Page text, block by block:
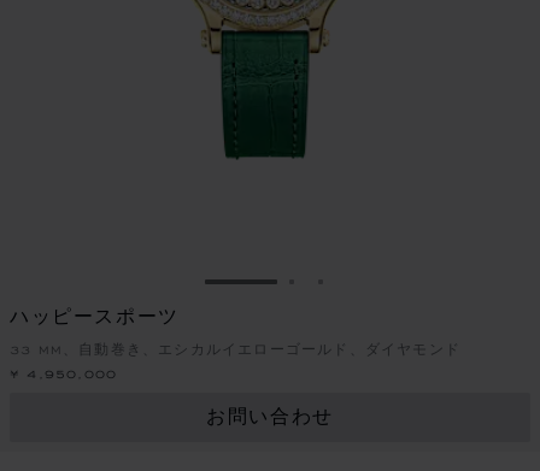
スライドに移動 1
ハッピースポーツ
33 MM、自動巻き、エシカルイエローゴールド、ダイヤモンド
¥ 4,950,000
お問い合わせ